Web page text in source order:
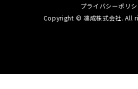
プライバシーポリ
Copyright © 凛成株式会社. All